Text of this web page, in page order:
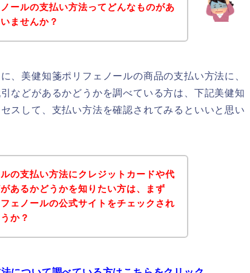
ールの支払い方法ってどんなものがあ
ませんか？
、美健知箋ポリフェノールの商品の支払い方法に、
などがあるかどうかを調べている方は、下記美健知
スして、支払い方法を確認されてみるといいと思い
の支払い方法にクレジットカードや代
あるかどうかを知りたい方は、まず
ェノールの公式サイトをチェックされ
か？